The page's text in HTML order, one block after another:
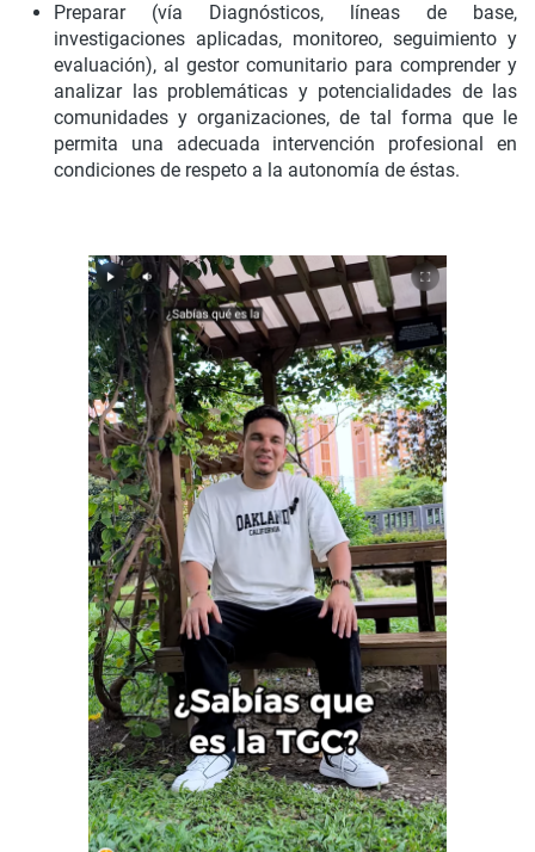
Preparar (vía Diagnósticos, líneas de base,
investigaciones aplicadas, monitoreo, seguimiento y
evaluación), al gestor comunitario para comprender y
analizar las problemáticas y potencialidades de las
comunidades y organizaciones, de tal forma que le
permita una adecuada intervención profesional en
condiciones de respeto a la autonomía de éstas.